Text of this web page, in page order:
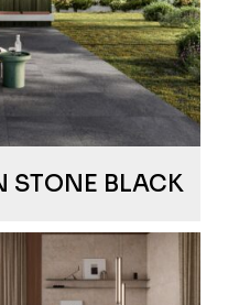
STONE BLACK